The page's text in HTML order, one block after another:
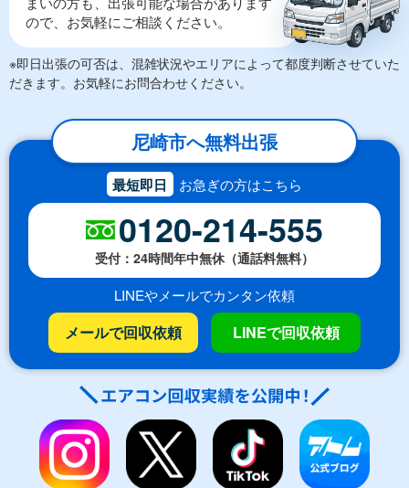
ので、お気軽にご相談ください。
※即日出張の可否は、混雑状況やエリアによって都度判断させていた
だきます。お気軽にお問合わせください。
尼崎市へ無料出張
最短即日 お急ぎの方はこちら
0120-214-555
受付：24時間年中無休（通話料無料）
LINEやメールでカンタン依頼
メールで回収依頼 LINEで回収依頼